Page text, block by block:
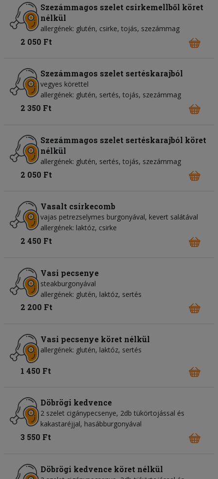
Szezámmagos szelet csirkemellből köret
nélkül
allergének: glutén, csirke, tojás, szezámmag
2 050 Ft
Szezámmagos szelet sertéskarajból
vegyes körettel
allergének: glutén, sertés, tojás, szezámmag
2 350 Ft
Szezámmagos szelet sertéskarajból köret
nélkül
allergének: glutén, sertés, tojás, szezámmag
2 050 Ft
Vasalt csirkecomb
vajas petrezselymes burgonyával, kevert salátával
allergének: laktóz, csirke
2 450 Ft
Vasi pecsenye
steakburgonyával
allergének: glutén, laktóz, sertés
2 200 Ft
Vasi pecsenye köret nélkül
allergének: glutén, laktóz, sertés
1 450 Ft
Döbrögi kedvence
2 szelet cigánypecsenye, 2db tükörtojással és
kakastaréjjal, hasábburgonyával
3 550 Ft
Döbrögi kedvence köret nélkül